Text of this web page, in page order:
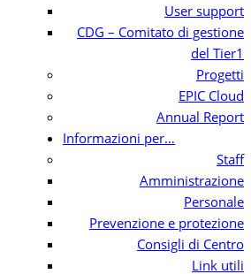
User support
CDG – Comitato di gestione
del Tier1
Progetti
EPIC Cloud
Annual Report
Informazioni per…
Staff
Amministrazione
Personale
Prevenzione e protezione
Consigli di Centro
Link utili